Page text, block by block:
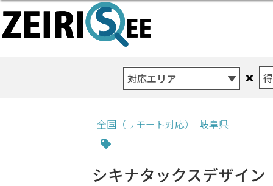
対応エリア
全国（リモート対応） 岐阜県
シキナタックスデザイン